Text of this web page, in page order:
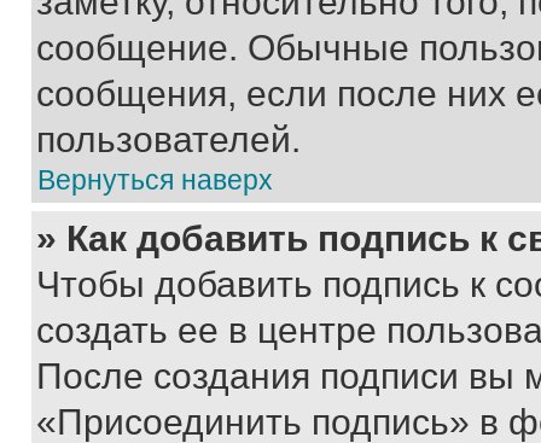
сообщение. Обычные
сообщения, если после них
пользователей.
Вернуться наверх
» Как добавить подпись к
Чтобы добавить подпись к
создать ее в центре
После создания подписи вы
«Присоединить подпись» в